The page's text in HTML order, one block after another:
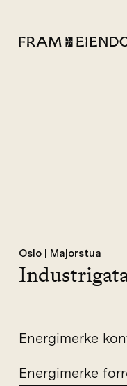
innhold
FRAM
Oslo | Majorstua
Energimerke
Energimerke